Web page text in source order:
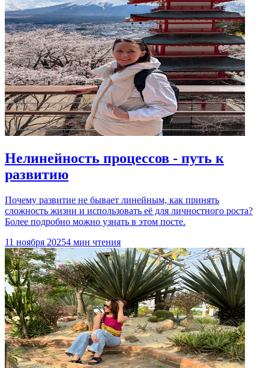
Нелинейность процессов - путь к
развитию
Почему развитие не бывает линейным, как принять
сложность жизни и использовать её для личностного роста?
Более подробно можно узнать в этом посте.
11 ноября 20254 мин чтения